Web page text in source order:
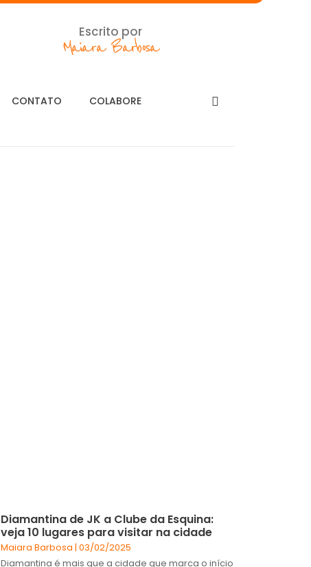
Escrito por
Maiara Barbosa
CONTATO COLABORE
Diamantina de JK a Clube da Esquina:
veja 10 lugares para visitar na cidade
Maiara Barbosa 03/02/2025
Diamantina é mais que a cidade que marca o início